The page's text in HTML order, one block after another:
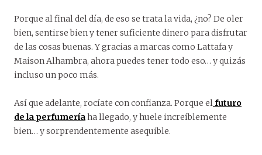
Porque al final del día, de eso se trata la vida, ¿no? De oler
bien, sentirse bien y tener suficiente dinero para disfrutar
de las cosas buenas. Y gracias a marcas como Lattafa y
Maison Alhambra, ahora puedes tener todo eso… y quizás
incluso un poco más.
Así que adelante, rocíate con confianza. Porque elfuturo
de la perfumeríaha llegado, y huele increíblemente
bien… y sorprendentemente asequible.